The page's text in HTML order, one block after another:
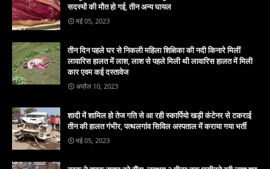
सदस्यों की मौत हो गई, तीन अन्य घायल
मई 05, 2023
तीन दिन पहले घर से निकली महिला शिक्षिका की नदी किनारे मिलीं
लावारिस हालत में लाश, लाश से पहले मिली थी लावारिस हालत में मिली
कार एवम कई दस्तावेज
अप्रैल 10, 2023
शादी में शामिल हो तेज गति से आ रही स्कार्पियो खड़ी कंटेनर से टकराई
तीन की हालत गंभीर, पत्थलगांव सिविल अस्पताल में कराया गया भर्ती
मई 05, 2023